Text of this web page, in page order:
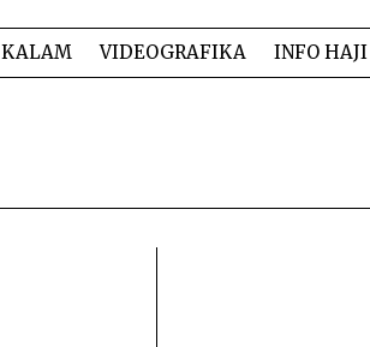
KALAM VIDEOGRAFIKA INFO HAJI